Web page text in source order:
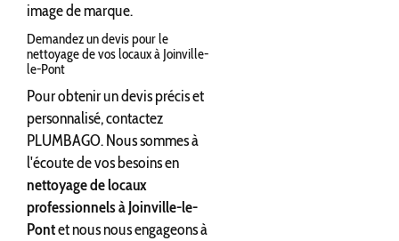
image de marque.
Demandez un devis pour le
nettoyage de vos locaux à Joinville-
le-Pont
Pour obtenir un devis précis et
personnalisé, contactez
PLUMBAGO. Nous sommes à
l'écoute de vos besoins en
nettoyage de locaux
professionnels à Joinville-le-
Pontet nous nous engageons à